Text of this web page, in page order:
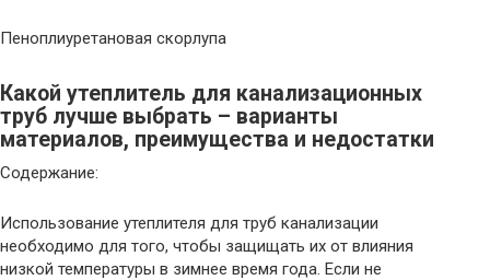
Пеноплиуретановая скорлупа
Какой утеплитель для канализационных
труб лучше выбрать – варианты
материалов, преимущества и недостатки
Содержание:
Использование утеплителя для труб канализации
необходимо для того, чтобы защищать их от влияния
низкой температуры в зимнее время года. Если не